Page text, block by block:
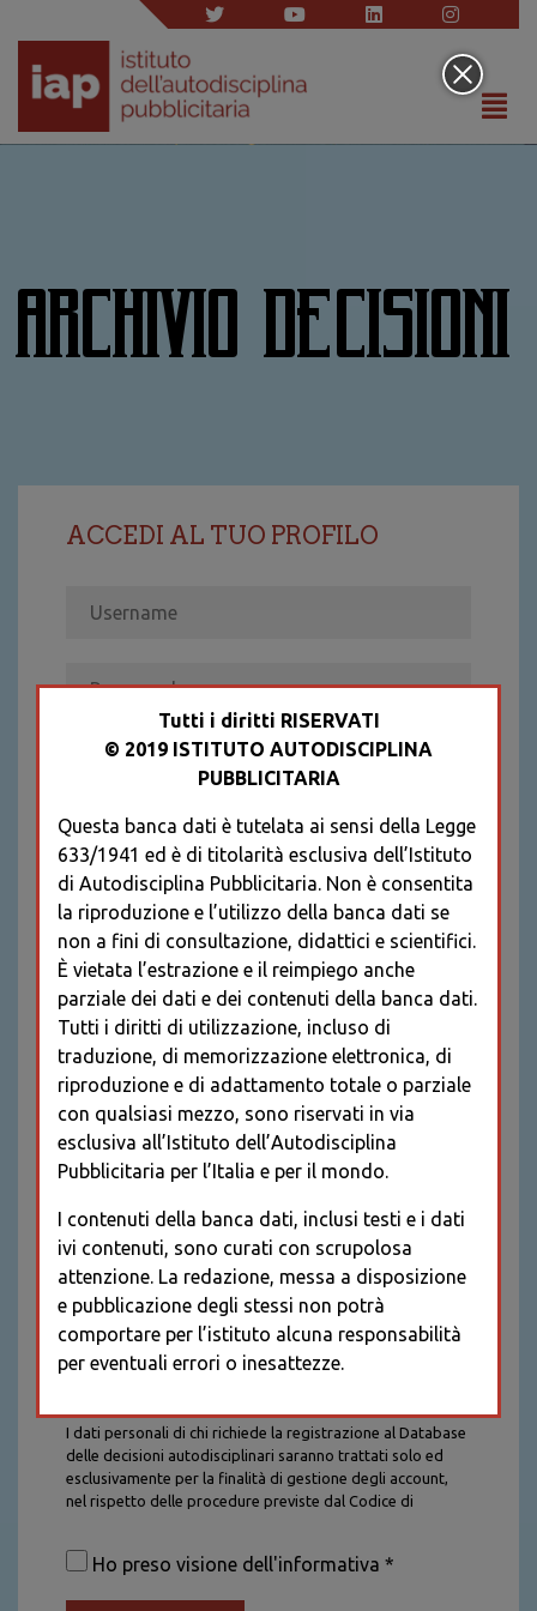
ARCHIVIO DECISIONI
ACCEDI AL TUO PROFILO
Recupera password
REGISTRATI
* I CAMPI CONTRASSEGNATI SONO
OBBLIGATORI
I dati personali di chi richiede la registrazione al Database
delle decisioni autodisciplinari saranno trattati solo ed
esclusivamente per la finalità di gestione degli account,
nel rispetto delle procedure previste dal Codice di
saranno trattati con tutte le cautele richieste dalla legge e
saranno conservati per la durata stabilita caso per caso
Ho preso visione dell'informativa *
Tutti i diritti RISERVATI
© 2019 ISTITUTO AUTODISCIPLINA
PUBBLICITARIA
Questa banca dati è tutelata ai sensi della Legge
633/1941 ed è di titolarità esclusiva dell’Istituto
di Autodisciplina Pubblicitaria. Non è consentita
la riproduzione e l’utilizzo della banca dati se
non a fini di consultazione, didattici e scientifici.
È vietata l’estrazione e il reimpiego anche
parziale dei dati e dei contenuti della banca dati.
Tutti i diritti di utilizzazione, incluso di
traduzione, di memorizzazione elettronica, di
riproduzione e di adattamento totale o parziale
con qualsiasi mezzo, sono riservati in via
esclusiva all’Istituto dell’Autodisciplina
Pubblicitaria per l’Italia e per il mondo.
I contenuti della banca dati, inclusi testi e i dati
ivi contenuti, sono curati con scrupolosa
attenzione. La redazione, messa a disposizione
e pubblicazione degli stessi non potrà
comportare per l’istituto alcuna responsabilità
per eventuali errori o inesattezze.